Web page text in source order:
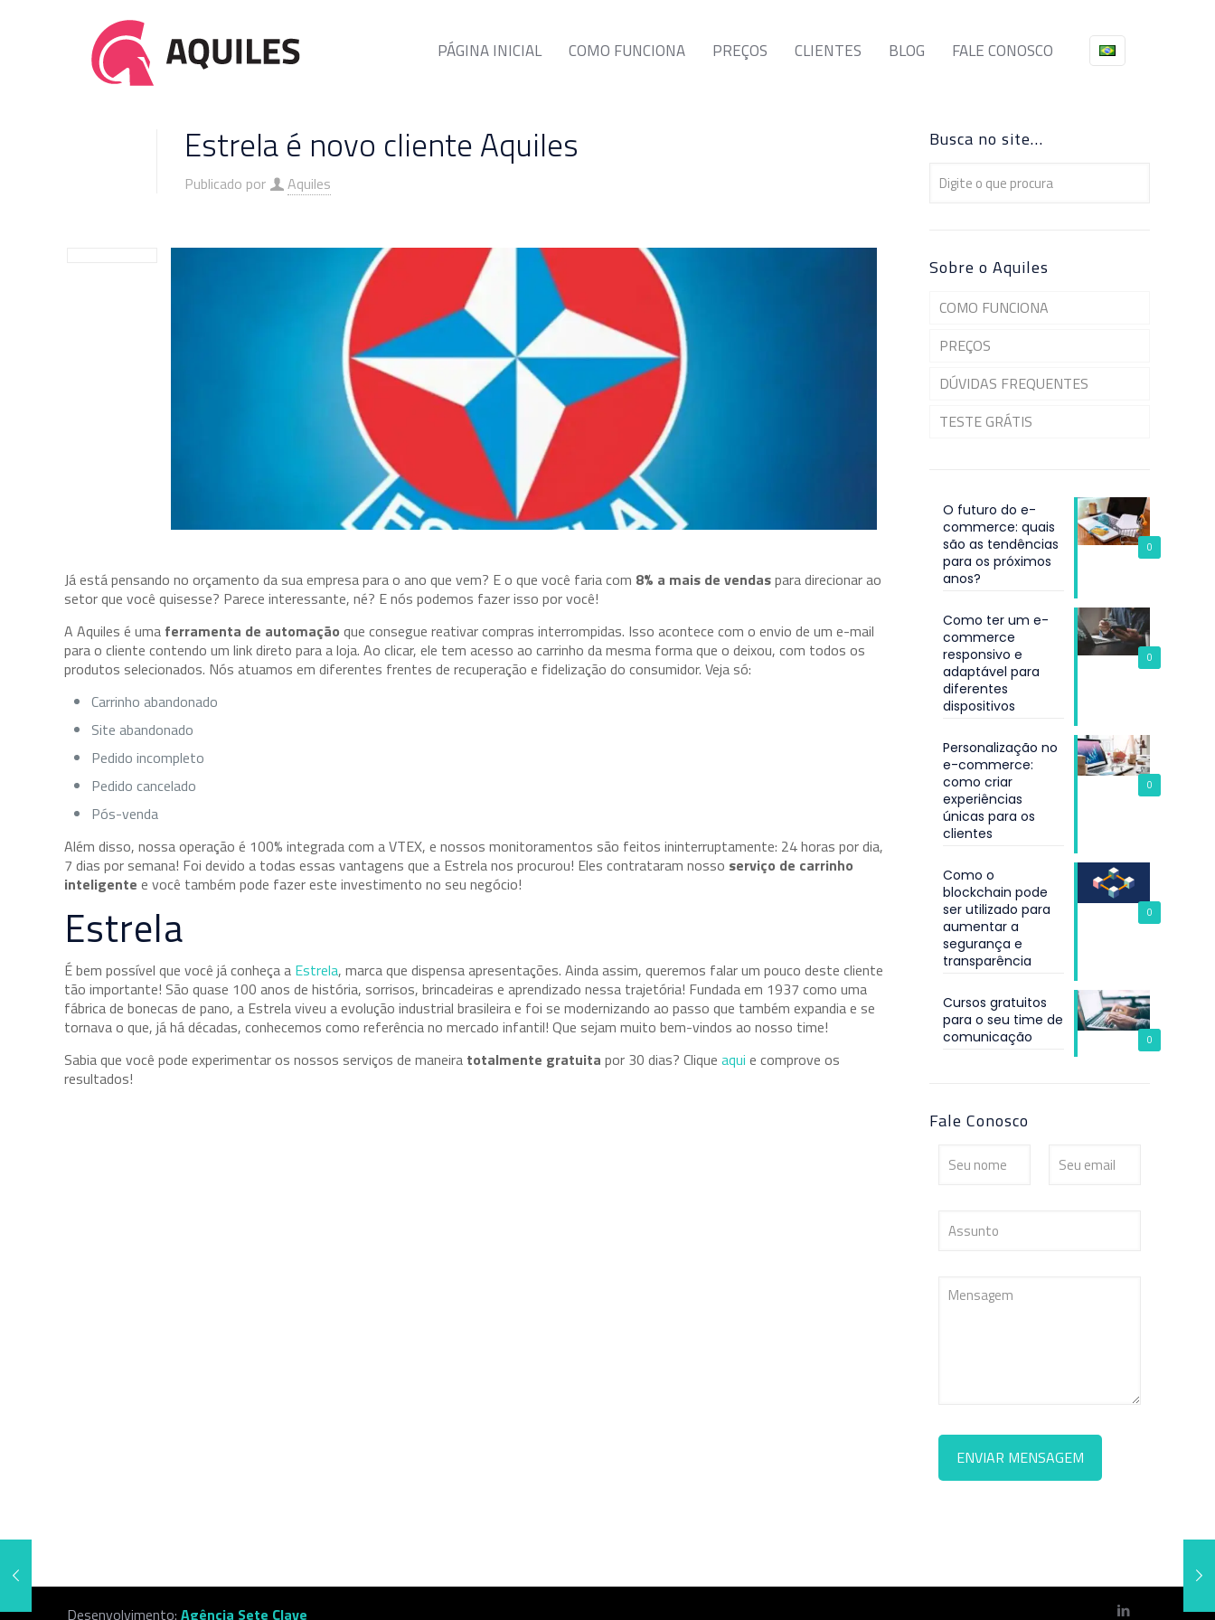
PÁGINA INICIAL COMO FUNCIONA PREÇOS CLIENTES BLOG FALE CONOSCO
Estrela é novo cliente Aquiles
Publicado por Aquiles
Já está pensando no orçamento da sua empresa para o ano que vem? E o que você faria com 8% a mais de vendaspara direcionar ao
setor que você quisesse? Parece interessante, né? E nós podemos fazer isso por você!
A Aquiles é uma ferramenta de automaçãoque consegue reativar compras interrompidas. Isso acontece com o envio de um e-mail
para o cliente contendo um link direto para a loja. Ao clicar, ele tem acesso ao carrinho da mesma forma que o deixou, com todos os
produtos selecionados. Nós atuamos em diferentes frentes de recuperação e fidelização do consumidor. Veja só:
Carrinho abandonado
Site abandonado
Pedido incompleto
Pedido cancelado
Pós-venda
Além disso, nossa operação é 100% integrada com a VTEX, e nossos monitoramentos são feitos ininterruptamente: 24 horas por dia,
7 dias por semana! Foi devido a todas essas vantagens que a Estrela nos procurou! Eles contrataram nosso serviço de carrinho
inteligentee você também pode fazer este investimento no seu negócio!
Estrela
É bem possível que você já conheça a Estrela, marca que dispensa apresentações. Ainda assim, queremos falar um pouco deste cliente
tão importante! São quase 100 anos de história, sorrisos, brincadeiras e aprendizado nessa trajetória! Fundada em 1937 como uma
fábrica de bonecas de pano, a Estrela viveu a evolução industrial brasileira e foi se modernizando ao passo que também expandia e se
tornava o que, já há décadas, conhecemos como referência no mercado infantil! Que sejam muito bem-vindos ao nosso time!
Sabia que você pode experimentar os nossos serviços de maneira totalmente gratuitapor 30 dias? Cliqueaqui e comprove os
resultados!
Busca no site…
Sobre o Aquiles
COMO FUNCIONA
PREÇOS
DÚVIDAS FREQUENTES
TESTE GRÁTIS
0
O futuro do e-
commerce: quais
são as tendências
para os próximos
anos?
0
Como ter um e-
commerce
responsivo e
adaptável para
diferentes
dispositivos
0
Personalização no
e-commerce:
como criar
experiências
únicas para os
clientes
0
Como o
blockchain pode
ser utilizado para
aumentar a
segurança e
transparência
0
Cursos gratuitos
para o seu time de
comunicação
Fale Conosco
Desenvolvimento: Agência Sete Clave